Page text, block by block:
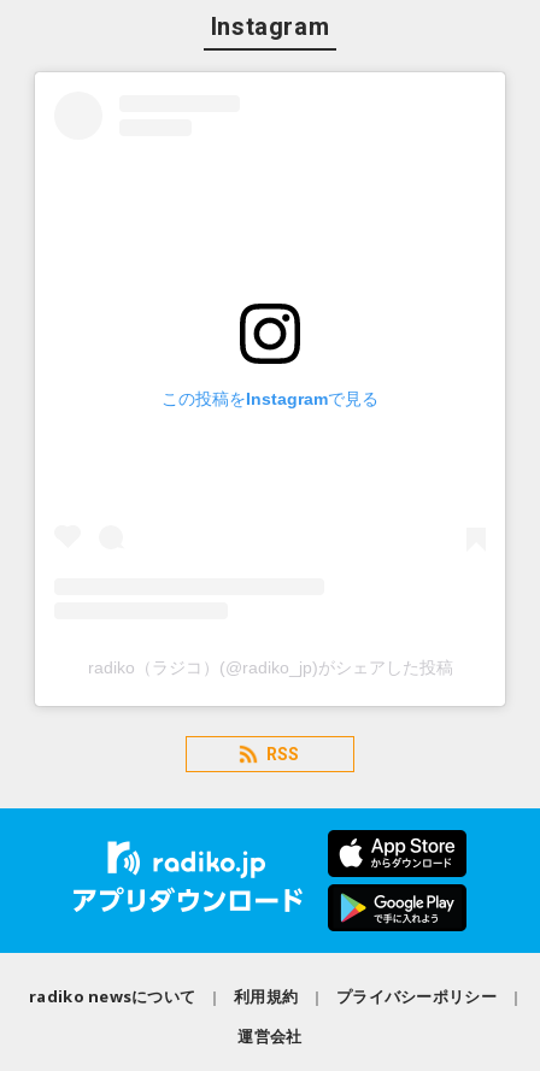
Instagram
この投稿をInstagramで見る
radiko（ラジコ）(@radiko_jp)がシェアした投稿
RSS
radiko newsについて 利用規約
プライバシーポリシー
運営会社